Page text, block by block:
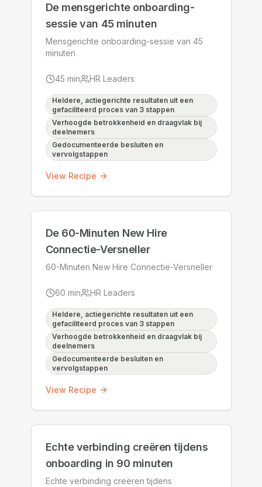
De mensgerichte onboarding-
sessie van 45 minuten
Mensgerichte onboarding-sessie van 45
minuten
45 min HR Leaders
Heldere, actiegerichte resultaten uit een
gefaciliteerd proces van 3 stappen
Verhoogde betrokkenheid en draagvlak bij
deelnemers
Gedocumenteerde besluiten en
vervolgstappen
View Recipe
De 60-Minuten New Hire
Connectie-Versneller
60-Minuten New Hire Connectie-Versneller
60 min HR Leaders
Heldere, actiegerichte resultaten uit een
gefaciliteerd proces van 3 stappen
Verhoogde betrokkenheid en draagvlak bij
deelnemers
Gedocumenteerde besluiten en
vervolgstappen
View Recipe
Echte verbinding creëren tijdens
onboarding in 90 minuten
Echte verbinding creëren tijdens